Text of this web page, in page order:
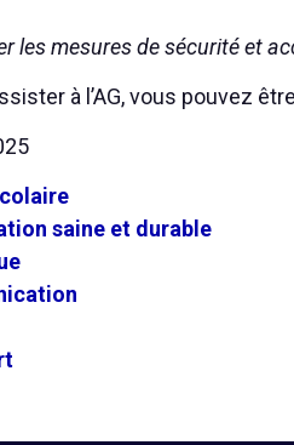
les mesures de sécurité et
à l’AG, vous pouvez
saine et durable